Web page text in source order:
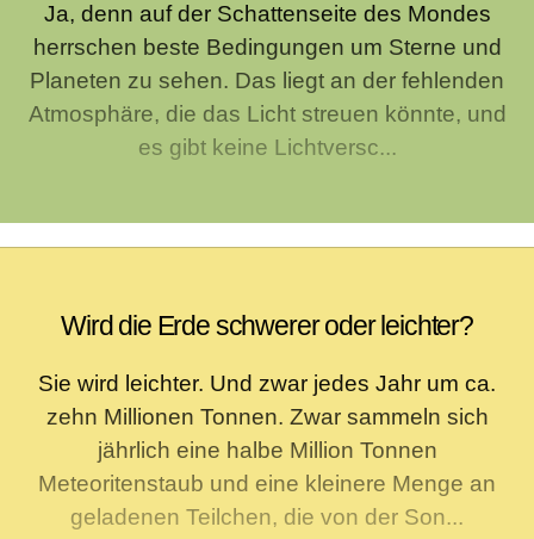
Ja, denn auf der Schattenseite des Mondes
herrschen beste Bedingungen um Sterne und
Planeten zu sehen. Das liegt an der fehlenden
Atmosphäre, die das Licht streuen könnte, und
es gibt keine Lichtversc...
Wird die Erde schwerer oder leichter?
Sie wird leichter. Und zwar jedes Jahr um ca.
zehn Millionen Tonnen. Zwar sammeln sich
jährlich eine halbe Million Tonnen
Meteoritenstaub und eine kleinere Menge an
geladenen Teilchen, die von der Son...